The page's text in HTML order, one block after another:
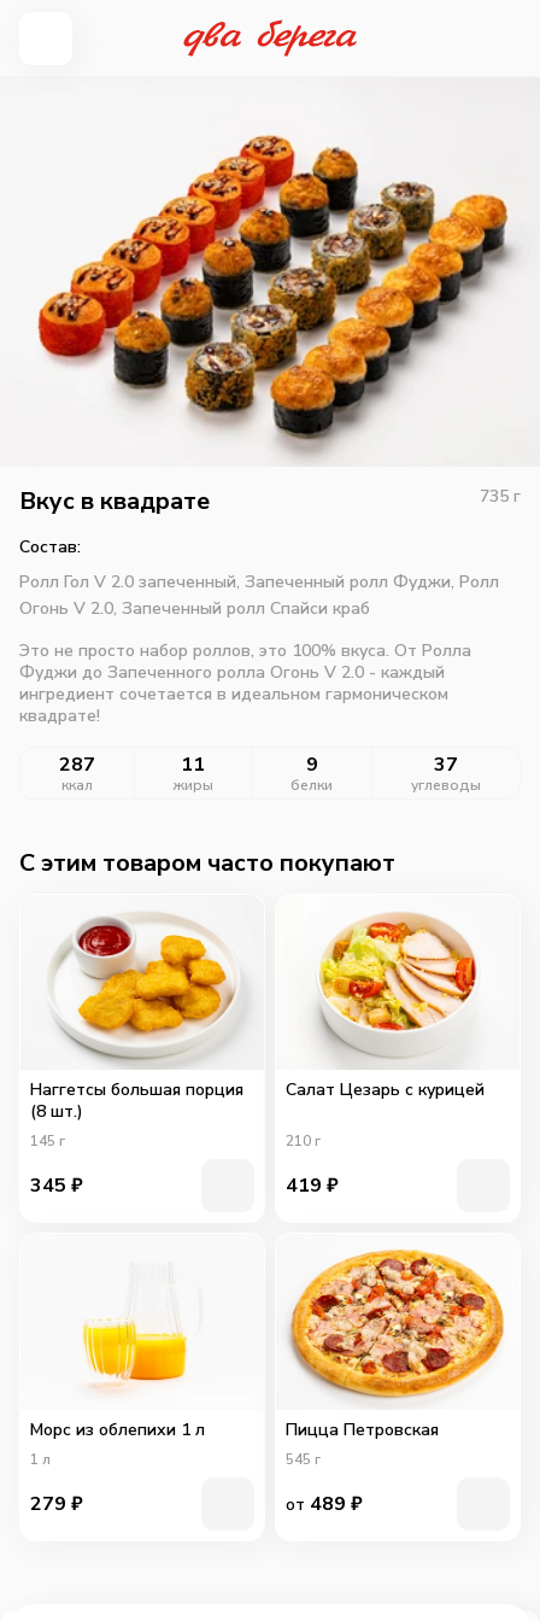
Вкус в квадрате 735 г
Состав:
Ролл Гол V 2.0 запеченный, Запеченный ролл Фуджи, Ролл
Огонь V 2.0, Запеченный ролл Спайси краб
Это не просто набор роллов, это 100% вкуса. От Ролла
Фуджи до Запеченного ролла Огонь V 2.0 - каждый
ингредиент сочетается в идеальном гармоническом
квадрате!
287
ккал
11
жиры
9
белки
37
углеводы
C этим товаром часто покупают
Наггетсы большая порция
(8 шт.)
145 г
345 ₽
Салат Цезарь с курицей
210 г
419 ₽
Морс из облепихи 1 л
1 л
279 ₽
Пицца Петровская
545 г
от 489 ₽